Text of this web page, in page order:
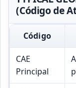
(Código de
Código
CAE
Principal